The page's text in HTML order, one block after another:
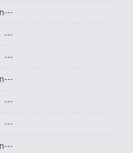
---
---
---
---
---
---
---